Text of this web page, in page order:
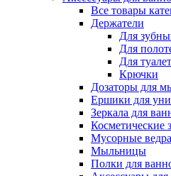
Все товары
Держатели
Для
Для
Для
Крючки
Дозаторы для
Ершики для
Зеркала для
Косметические
Мусорные ведра
Мыльницы
Полки для